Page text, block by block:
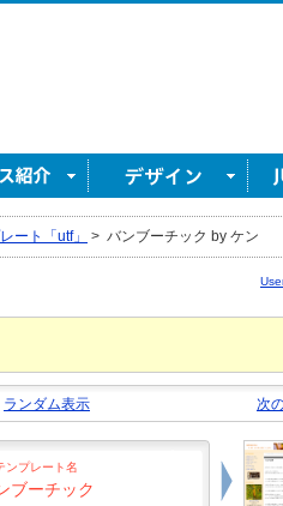
ート「utf」 > バンブーチック by ケン
次
ランダム表示
ンプレート名
ブーチック